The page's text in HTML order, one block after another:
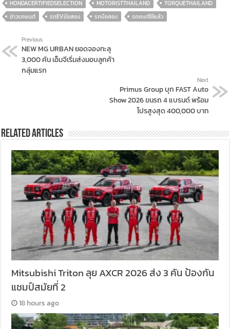
HONDACERTIFIEDSELECTION MOTORISTTHAILAND
TORQUETHAILAND
ข่าวรถยนต์
รถEVมือสอง รถมือสอง รถยนต์ใช้แล้ว
Previous
NEW MG URBAN ยอดจองทะลุ
3,000 คัน เอ็มจีเริ่มส่งมอบลูกค้า
กลุ่มแรก
Next
Primus Group บุก FAST Auto
Show 2026 ขนรถ 4 แบรนด์ พร้อม
โปรสูงสุด 400,000 บาท
Related Articles
Mitsubishi Triton ลุย AXCR 2026 ส่ง 3 คัน ป้องกัน
แชมป์สมัยที่ 2
18 hours ago